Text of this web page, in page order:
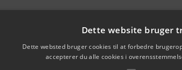
Dette website bruger
Dette websted bruger cookies til at forbedre
accepterer du alle cookies i